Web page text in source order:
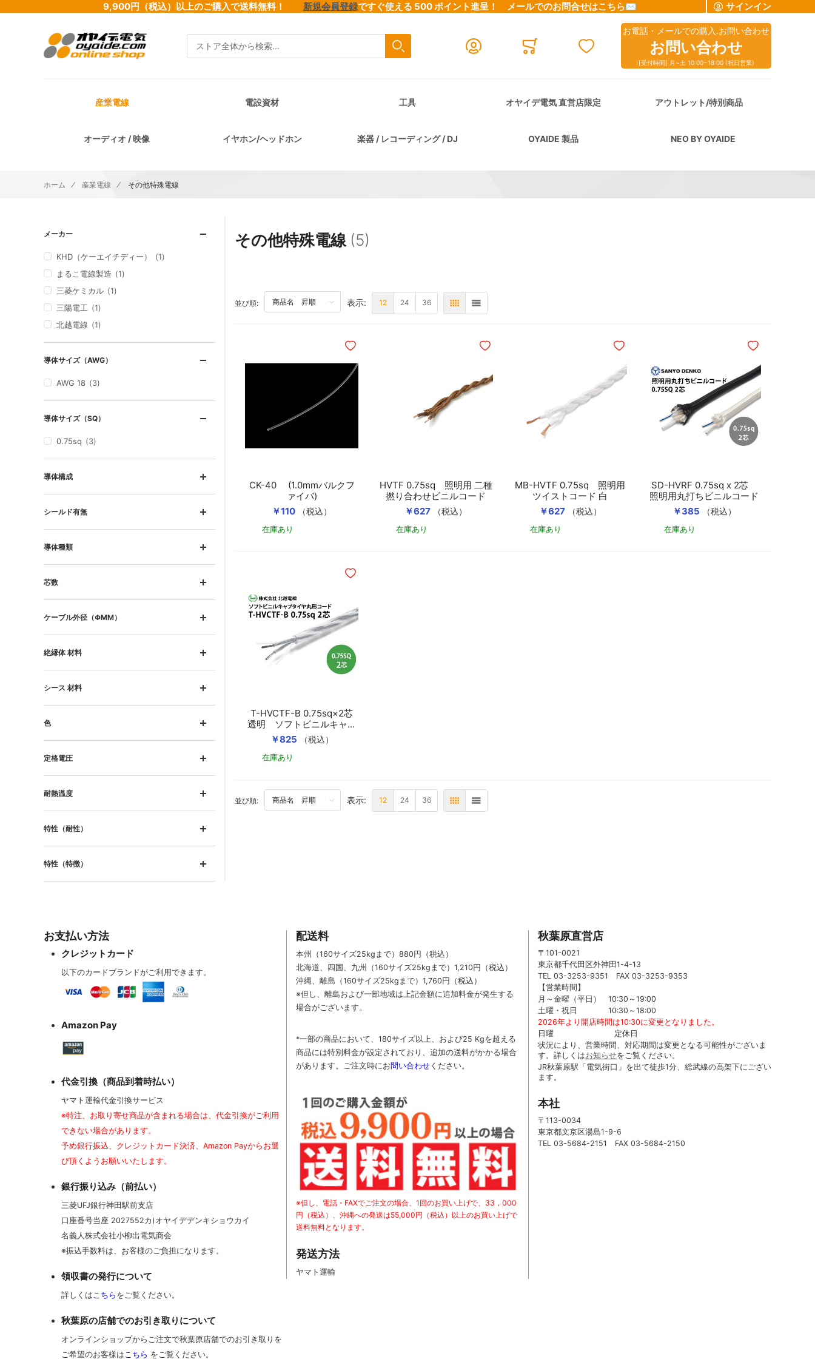
9,900円（税込）以上のご購入で送料無料！ 新規会員登録ですぐ使える 500 ポイント進呈！ メールでのお問合せはこちら✉ サインイン
検索
Close search
検索
お電話・メールでの購入.お問い合わせ
お問い合わせ
[受付時間] 月~土 10:00~18:00 (祝日営業)
産業電線 電設資材 工具 オヤイデ電気 直営店限定 アウトレット/特別商品
オーディオ / 映像 イヤホン/ヘッドホン 楽器 / レコーディング / DJ OYAIDE 製品 NEO BY OYAIDE
ホーム 産業電線 その他特殊電線
メーカー
KHD（ケーエイチディー）
1
まるこ電線製造
1
三菱ケミカル
1
三陽電工
1
北越電線
1
導体サイズ（AWG）
AWG 18 3
導体サイズ（SQ）
0.75sq 3
導体構成
シールド有無
導体種類
芯数
ケーブル外径（ΦMM）
絶縁体 材料
シース 材料
色
定格電圧
耐熱温度
特性（耐性）
特性（特徴）
その他特殊電線 (5)
並び順:TOP 表示: 12 24 36 表 リスト
￥110 （税込）
CK-40 (1.0mmバルクフ
ァイバ)
在庫あり
ほしいものリストに追加
￥627 （税込）
HVTF 0.75sq 照明用 二種
撚り合わせビニルコード
在庫あり
ほしいものリストに追加
￥627 （税込）
MB-HVTF 0.75sq 照明用
ツイストコード 白
在庫あり
ほしいものリストに追加
￥385 （税込）
SD-HVRF 0.75sq x 2芯
照明用丸打ちビニルコード
在庫あり
ほしいものリスト
￥825 （税込）
T-HVCTF-B 0.75sq×2芯
透明 ソフトビニルキャブ
タイヤ丸形コード
在庫あり
ほしいものリストに追加
並び順:BOTTOM 表示: 12 24 36 表 リスト
お支払い方法
クレジットカード
以下のカードブランドがご利用できます。
Amazon Pay
代金引換（商品到着時払い）
ヤマト運輸代金引換サービス
※特注、お取り寄せ商品が含まれる場合は、代金引換がご利用
できない場合があります。
予め銀行振込、クレジットカード決済、Amazon Payからお選
び頂くようお願いいたします。
銀行振り込み（前払い）
三菱UFJ銀行神田駅前支店
口座番号当座 2027552カ)オヤイデデンキショウカイ
名義人株式会社小柳出電気商会
※振込手数料は、お客様のご負担になります。
領収書の発行について
詳しくはこちら をご覧ください。
秋葉原の店舗でのお引き取りについて
オンラインショップからご注文で秋葉原店舗でのお引き取りを
ご希望のお客様はこちら をご覧ください。
配送料
本州（160サイズ25kgまで）880円（税込）
北海道、四国、九州
（160サイズ25kgまで） 1,210円（税込）
沖縄、離島 （160サイズ25kgまで） 1,760円（税込）
※但し、離島および一部地域は上記金額に追加料金が発生する
場合がございます。
*一部の商品において、180サイズ以上、および25 Kgを超える
商品には特別料金が設定されており、追加の送料がかかる場合
があります。 ご注文時にお問い合わせ ください。
※但し、電話・FAXでご注文の場合、1回のお買い上げで、33，000
円（税込）、沖縄への発送は55,000円（税込）以上のお買い上げで
送料無料となります。
発送方法
ヤマト運輸
秋葉原直営店
〒101-0021
東京都千代田区外神田1-4-13
TEL 03-3253-9351 FAX 03-3253-9353
【営業時間】
月～金曜（平日） 10:30～19:00
土曜・祝日 10:30～18:00
2026年より開店時間は10:30に変更となりました。
日曜 定休日
状況により、営業時間、対応期間は変更となる可能性がございま
す。詳しくはお知らせをご覧ください。
JR秋葉原駅「電気街口」を出て徒歩1分、総武線の高架下にござい
ます。
本社
〒113-0034
東京都文京区湯島1-9-6
TEL 03-5684-2151 FAX 03-5684-2150